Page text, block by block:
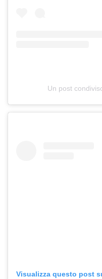
Un post
Visualizza questo post